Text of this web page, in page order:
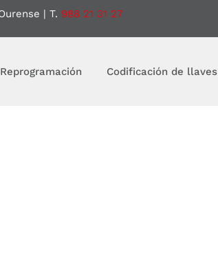
| T. 988 21 31 27
Reprogramación Codificación de llaves